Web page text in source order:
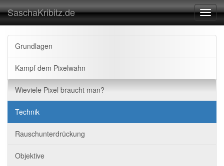
SaschaKribitz.de
Grundlagen
Kampf dem Pixelwahn
Wieviele Pixel braucht man?
Technik
Rauschunterdrückung
Objektive